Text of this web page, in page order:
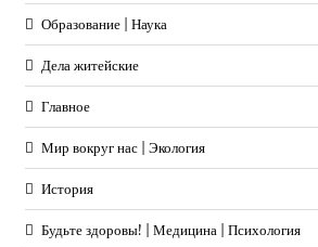
Образование | Наука
Дела житейские
Главное
Мир вокруг нас | Экология
История
Будьте здоровы! | Медицина | Психология